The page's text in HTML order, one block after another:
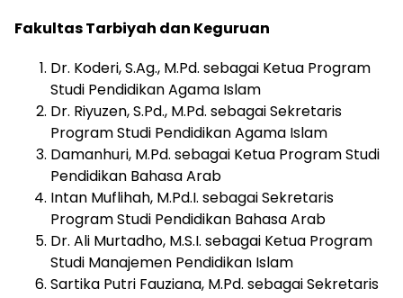
Fakultas Tarbiyah dan Keguruan
Dr. Koderi, S.Ag., M.Pd. sebagai Ketua Program
Studi Pendidikan Agama Islam
Dr. Riyuzen, S.Pd., M.Pd. sebagai Sekretaris
Program Studi Pendidikan Agama Islam
Damanhuri, M.Pd. sebagai Ketua Program Studi
Pendidikan Bahasa Arab
Intan Muflihah, M.Pd.I. sebagai Sekretaris
Program Studi Pendidikan Bahasa Arab
Dr. Ali Murtadho, M.S.I. sebagai Ketua Program
Studi Manajemen Pendidikan Islam
Sartika Putri Fauziana, M.Pd. sebagai Sekretaris